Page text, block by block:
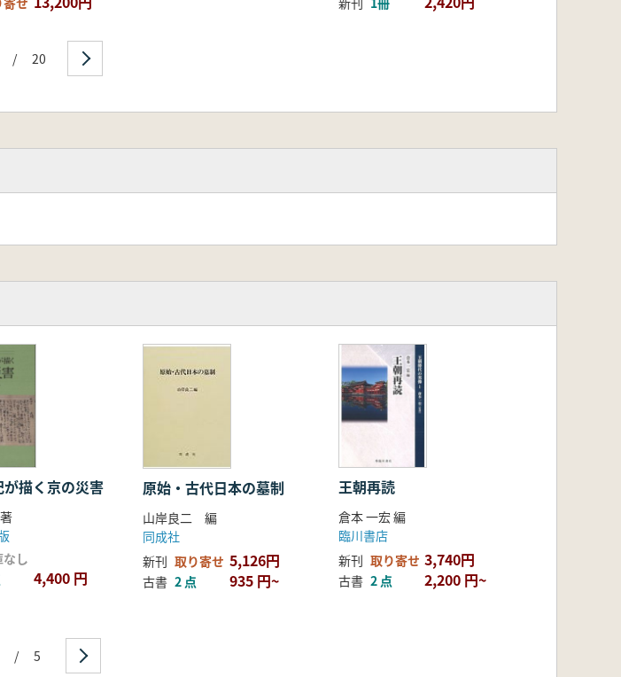
/ 20
描く京の災害
し
4,400 円
原始・古代日本の墓制
山岸良二 編
同成社
新刊 取り寄せ 5,126円
古書 2 点 935 円~
王朝再読
倉本 一宏 編
臨川書店
新刊 取り寄せ 3,740円
古書 2 点 2,200 円~
/ 5